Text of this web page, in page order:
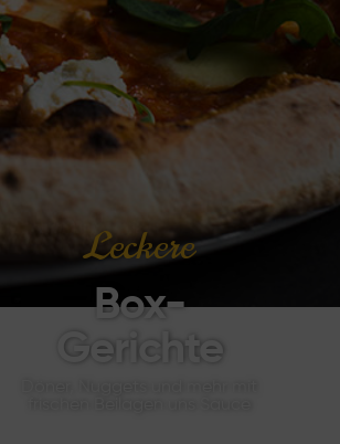
Leckere
Box-
Gerichte